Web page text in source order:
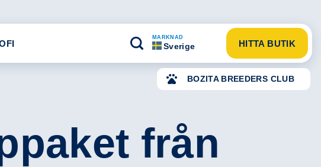
BOZITA BREEDERS CLUB
MARKNAD
Sverige HITTA BUTIK
från